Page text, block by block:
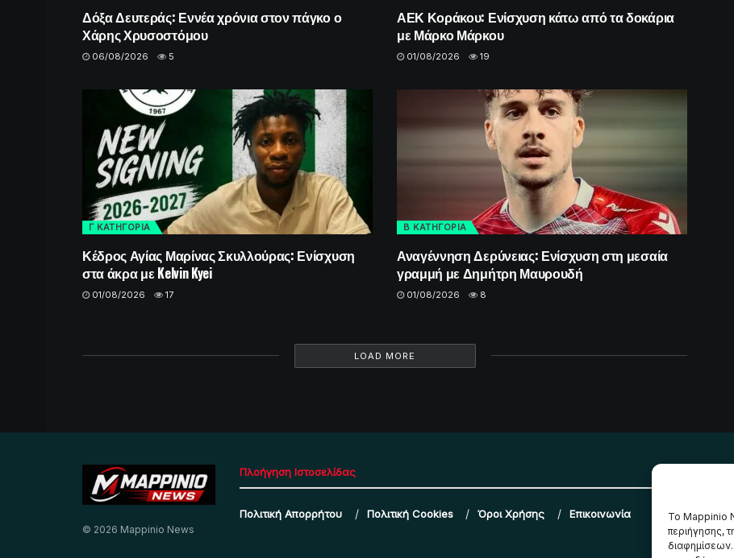
Το Mappinio
περιήγησης,
Δόξα Δευτεράς: Εννέα χρόνια στον πάγκο ο
Χάρης Χρυσοστόμου
06/08/2026 5
ΑΕΚ Κοράκου: Ενίσχυση κάτω από τα δοκάρια
με Μάρκο Μάρκου
01/08/2026 19
Γ ΚΑΤΗΓΟΡΙΑ
Κέδρος Αγίας Μαρίνας Σκυλλούρας: Ενίσχυση
στα άκρα με Kelvin Kyei
01/08/2026 17
Β ΚΑΤΗΓΟΡΙΑ
Αναγέννηση Δερύνειας: Ενίσχυση στη μεσαία
γραμμή με Δημήτρη Μαυρουδή
01/08/2026 8
LOAD MORE
© 2026 Mappinio News
Πλοήγηση Ιστοσελίδας
Πολιτική Απορρήτου Πολιτική Cookies Όροι Χρήσης Επικοινωνία